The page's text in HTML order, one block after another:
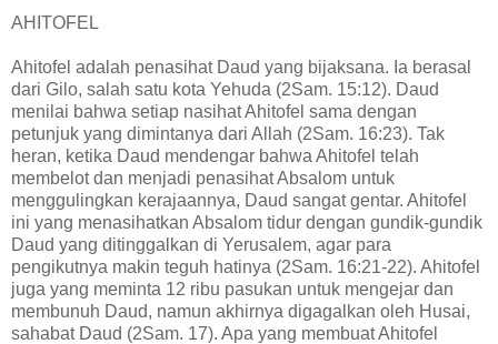
AHITOFEL
Ahitofel adalah penasihat Daud yang bijaksana. Ia berasal
dari Gilo, salah satu kota Yehuda (2Sam. 15:12). Daud
menilai bahwa setiap nasihat Ahitofel sama dengan
petunjuk yang dimintanya dari Allah (2Sam. 16:23). Tak
heran, ketika Daud mendengar bahwa Ahitofel telah
membelot dan menjadi penasihat Absalom untuk
menggulingkan kerajaannya, Daud sangat gentar. Ahitofel
ini yang menasihatkan Absalom tidur dengan gundik-gundik
Daud yang ditinggalkan di Yerusalem, agar para
pengikutnya makin teguh hatinya (2Sam. 16:21-22). Ahitofel
juga yang meminta 12 ribu pasukan untuk mengejar dan
membunuh Daud, namun akhirnya digagalkan oleh Husai,
sahabat Daud (2Sam. 17). Apa yang membuat Ahitofel